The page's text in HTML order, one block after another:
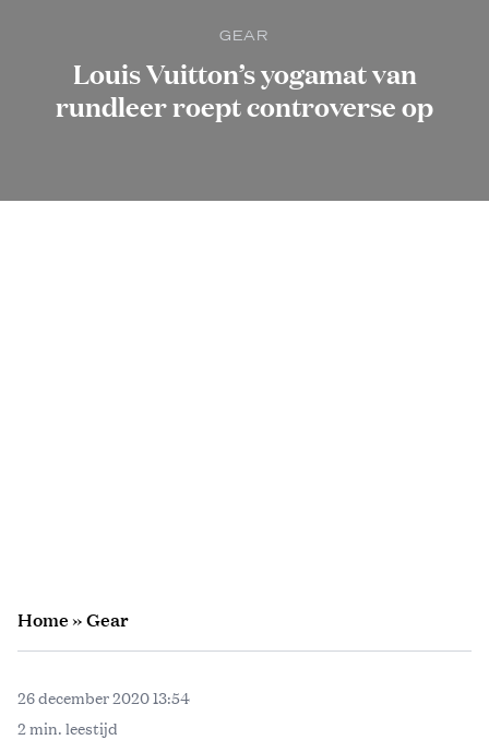
GEAR
Louis Vuitton’s yogamat van
rundleer roept controverse op
Home»Gear
26 december 2020 13:54
2 min. leestijd